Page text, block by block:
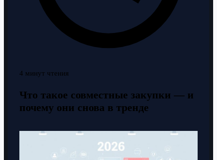
4 минут чтения
Что такое совместные закупки — и
почему они снова в тренде